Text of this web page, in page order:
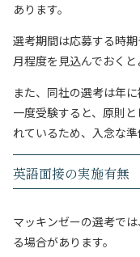
あります。
選考期間は応募する時
月程度を見込んでおくと
また、同社の選考は年
一度受験すると、原則
れているため、入念な
英語面接の実施有無
マッキンゼーの選考で
る場合があります。